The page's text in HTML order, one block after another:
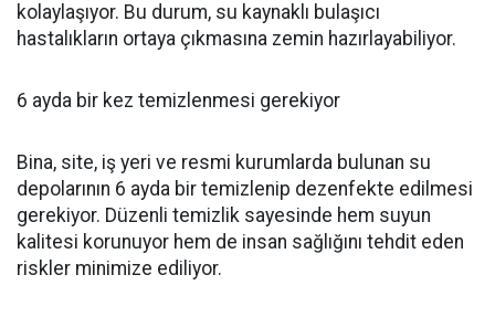
kolaylaşıyor. Bu durum, su kaynaklı bulaşıcı
hastalıkların ortaya çıkmasına zemin hazırlayabiliyor.
6 ayda bir kez temizlenmesi gerekiyor
Bina, site, iş yeri ve resmi kurumlarda bulunan su
depolarının 6 ayda bir temizlenip dezenfekte edilmesi
gerekiyor. Düzenli temizlik sayesinde hem suyun
kalitesi korunuyor hem de insan sağlığını tehdit eden
riskler minimize ediliyor.